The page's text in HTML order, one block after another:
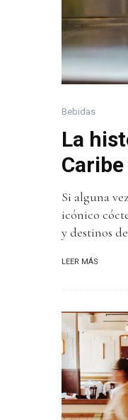
Bebidas
La
Si alguna
icónico
y destinos
LEER MÁS